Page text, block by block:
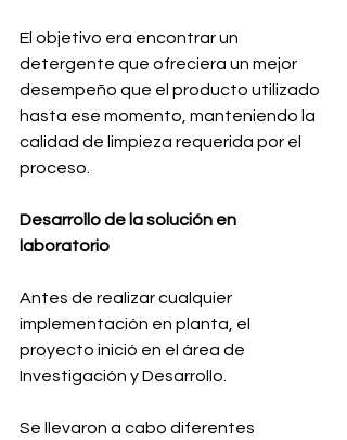
El objetivo era encontrar un
detergente que ofreciera un mejor
desempeño que el producto utilizado
hasta ese momento, manteniendo la
calidad de limpieza requerida por el
proceso.
Desarrollo de la solución en
laboratorio
Antes de realizar cualquier
implementación en planta, el
proyecto inició en el área de
Investigación y Desarrollo.
Se llevaron a cabo diferentes